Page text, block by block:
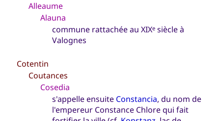
Alleaume
Alauna
commune rattachée au XIXe siècle à
Valognes
Cotentin
Coutances
Cosedia
s'appelle ensuite Constancia, du nom de
l'empereur Constance Chlore qui fait